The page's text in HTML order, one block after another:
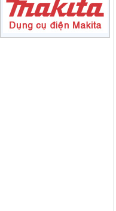
Bộ máy khoan Bosch
GSB 13RE hộp nhựa
100 chi tiết